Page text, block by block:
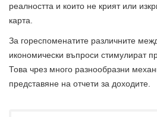
реалността и които не крият или
карта.
За гореспоменатите различните
икономически въпроси стимулират
Това чрез много разнообразни
представяне на отчети за доходите.